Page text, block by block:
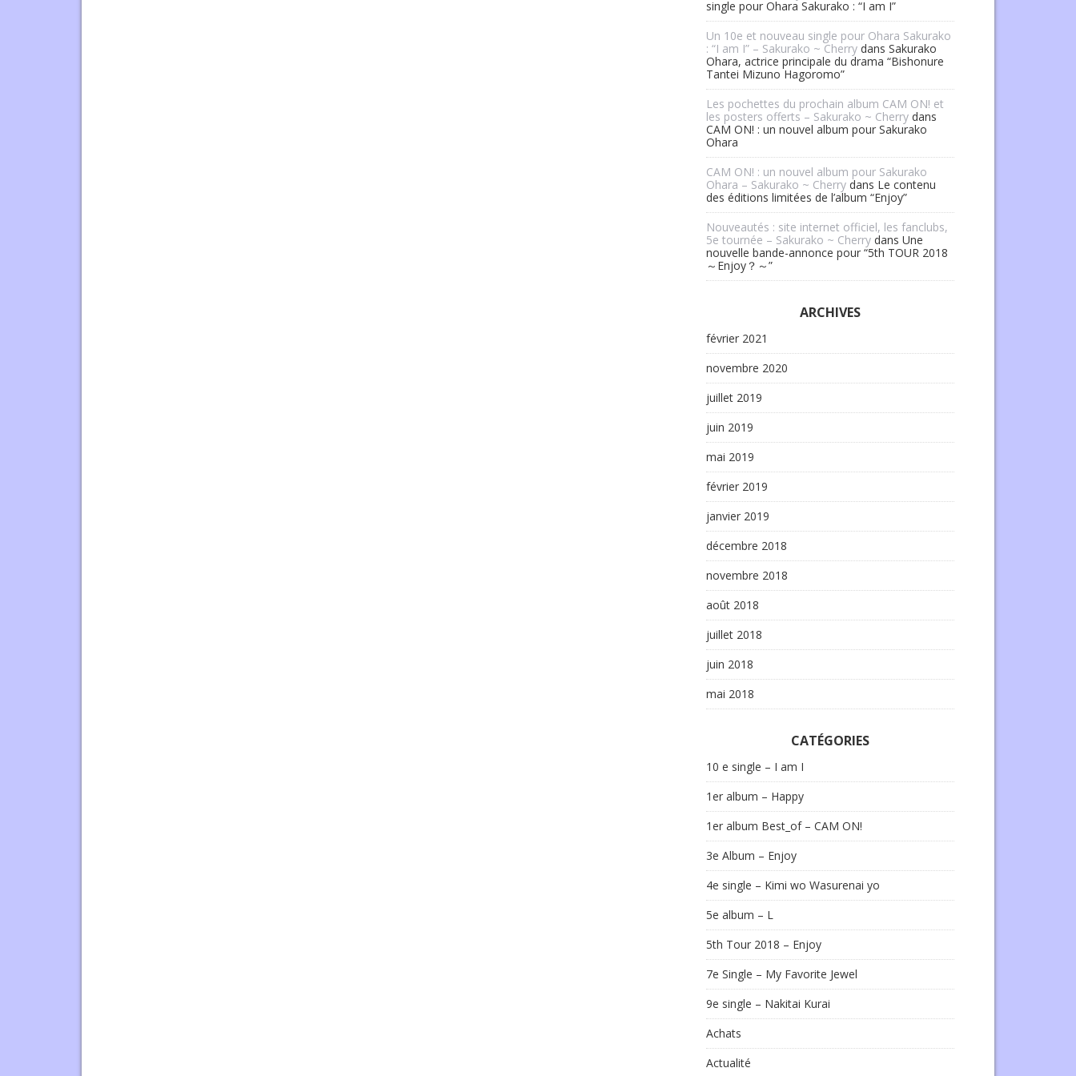
single pour Ohara Sakurako : “I am I”
Un 10e et nouveau single pour Ohara Sakurako
: “I am I” – Sakurako ~ Cherry dans Sakurako
Ohara, actrice principale du drama “Bishonure
Tantei Mizuno Hagoromo”
Les pochettes du prochain album CAM ON! et
les posters offerts – Sakurako ~ Cherry dans
CAM ON! : un nouvel album pour Sakurako
Ohara
CAM ON! : un nouvel album pour Sakurako
Ohara – Sakurako ~ Cherry dans Le contenu
des éditions limitées de l’album “Enjoy”
Nouveautés : site internet officiel, les fanclubs,
5e tournée – Sakurako ~ Cherry dans Une
nouvelle bande-annonce pour “5th TOUR 2018
～Enjoy？～”
ARCHIVES
février 2021
novembre 2020
juillet 2019
juin 2019
mai 2019
février 2019
janvier 2019
décembre 2018
novembre 2018
août 2018
juillet 2018
juin 2018
mai 2018
CATÉGORIES
10 e single – I am I
1er album – Happy
1er album Best_of – CAM ON!
3e Album – Enjoy
4e single – Kimi wo Wasurenai yo
5e album – L
5th Tour 2018 – Enjoy
7e Single – My Favorite Jewel
9e single – Nakitai Kurai
Achats
Actualité